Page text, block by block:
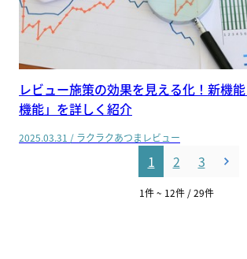
レビュー施策の効果を見える化！新機
機能」を詳しく紹介
2025.03.31 / ラクラクあつまレビュー
1 2 3
1件 ~ 12件/29件